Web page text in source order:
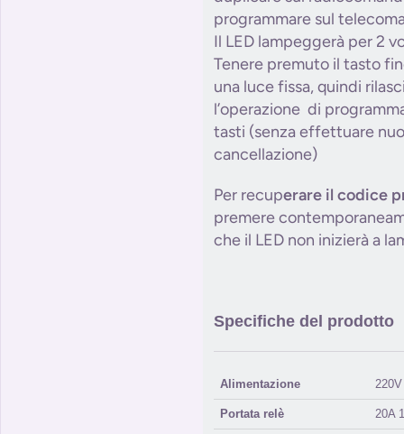
programmare sul
Il LED lampeggerà per 2
Tenere premuto il tasto
una luce fissa, quindi
l’operazione di
tasti (senza effettuare
cancellazione)
Per recuperare il codice
premere
che il LED non inizierà a
Specifiche del prodotto
Alimentazione 220V
Portata relè 20A